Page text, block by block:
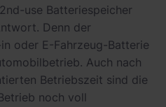
use Batteriespeicher
Denn der
oder E-Fahrzeug-Batterie
Auch nach
Betriebszeit sind die
noch voll